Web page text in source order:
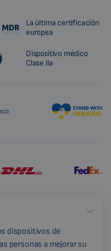
La última certificación
europea
Dispositivo médico
Clase IIa
dispositivos de
personas a mejorar su